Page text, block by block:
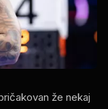
že nekaj